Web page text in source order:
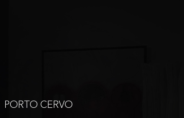
PORTO CERVO